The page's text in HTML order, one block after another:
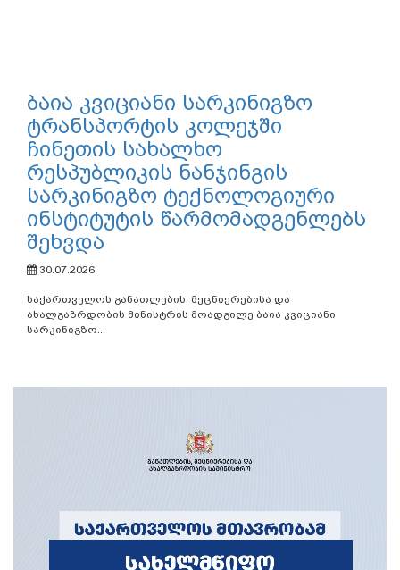
ბაია კვიციანი სარკინიგზო
ტრანსპორტის კოლეჯში
ჩინეთის სახალხო
რესპუბლიკის ნანჯინგის
სარკინიგზო ტექნოლოგიური
ინსტიტუტის წარმომადგენლებს
შეხვდა
30.07.2026
საქართველოს განათლების, მეცნიერებისა და
ახალგაზრდობის მინისტრის მოადგილე ბაია კვიციანი
სარკინიგზო...